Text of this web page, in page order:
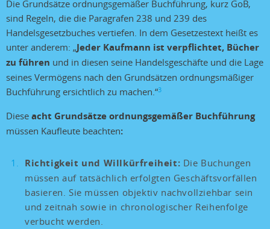
Die Grundsätze ordnungsgemäßer Buchführung, kurz GoB,
sind Regeln, die die Paragrafen 238 und 239 des
Handelsgesetzbuches vertiefen. In dem Gesetzestext heißt es
unter anderem: „Jeder Kaufmann ist verpflichtet, Bücher
zu führen und in diesen seine Handelsgeschäfte und die Lage
seines Vermögens nach den Grundsätzen ordnungsmäßiger
Buchführung ersichtlich zu machen.“3
Diese acht Grundsätze ordnungsgemäßer Buchführung
müssen Kaufleute beachten:
Richtigkeit und Willkürfreiheit: Die Buchungen
müssen auf tatsächlich erfolgten Geschäftsvorfällen
basieren. Sie müssen objektiv nachvollziehbar sein
und zeitnah sowie in chronologischer Reihenfolge
verbucht werden.